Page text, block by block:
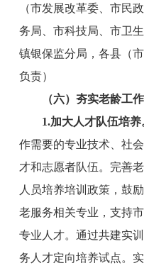
（市发展改革委、 市民政
务局 市科技局 市卫
镇银保监分局 ，各县（
负责）
（六） 夯实老龄工作
1.加大人才队伍培养
作需要的专业技术、社
才和志愿者队伍。完善
人员培养培训政策，鼓
老服务相关专业，支持
专业人才。通过共建实
务人才定向培养试点。